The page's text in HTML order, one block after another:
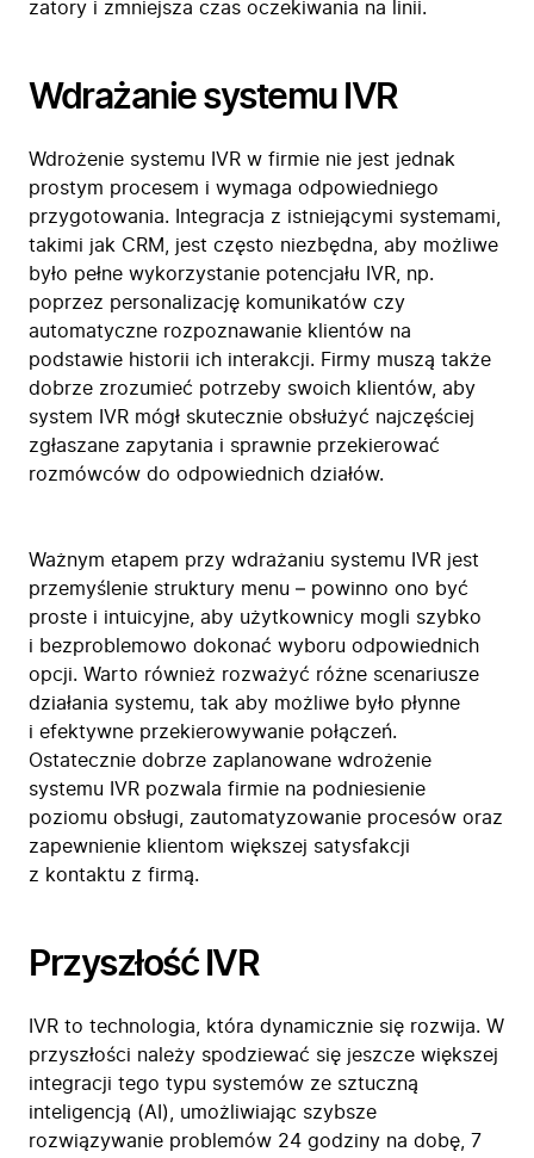
zatory i zmniejsza czas oczekiwania na linii.
Wdrażanie systemu IVR
Wdrożenie systemu IVR w firmie nie jest jednak
prostym procesem i wymaga odpowiedniego
przygotowania. Integracja z istniejącymi systemami,
takimi jak CRM, jest często niezbędna, aby możliwe
było pełne wykorzystanie potencjału IVR, np.
poprzez personalizację komunikatów czy
automatyczne rozpoznawanie klientów na
podstawie historii ich interakcji. Firmy muszą także
dobrze zrozumieć potrzeby swoich klientów, aby
system IVR mógł skutecznie obsłużyć najczęściej
zgłaszane zapytania i sprawnie przekierować
rozmówców do odpowiednich działów.
Ważnym etapem przy wdrażaniu systemu IVR jest
przemyślenie struktury menu – powinno ono być
proste i intuicyjne, aby użytkownicy mogli szybko
i bezproblemowo dokonać wyboru odpowiednich
opcji. Warto również rozważyć różne scenariusze
działania systemu, tak aby możliwe było płynne
i efektywne przekierowywanie połączeń.
Ostatecznie dobrze zaplanowane wdrożenie
systemu IVR pozwala firmie na podniesienie
poziomu obsługi, zautomatyzowanie procesów oraz
zapewnienie klientom większej satysfakcji
z kontaktu z firmą.
Przyszłość IVR
IVR to technologia, która dynamicznie się rozwija. W
przyszłości należy spodziewać się jeszcze większej
integracji tego typu systemów ze sztuczną
inteligencją (AI), umożliwiając szybsze
rozwiązywanie problemów 24 godziny na dobę, 7